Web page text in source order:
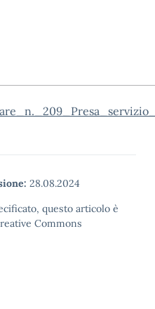
28.08.2024
questo articolo è
Commons